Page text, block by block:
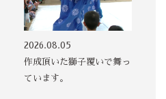
その他の印染商
品
2026.08.05
作成頂いた獅子覆いで舞っ
ています。